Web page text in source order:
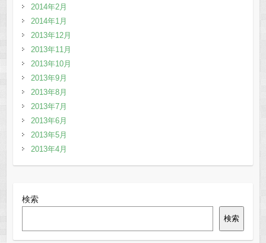
2014年2月
2014年1月
2013年12月
2013年11月
2013年10月
2013年9月
2013年8月
2013年7月
2013年6月
2013年5月
2013年4月
検索
検索